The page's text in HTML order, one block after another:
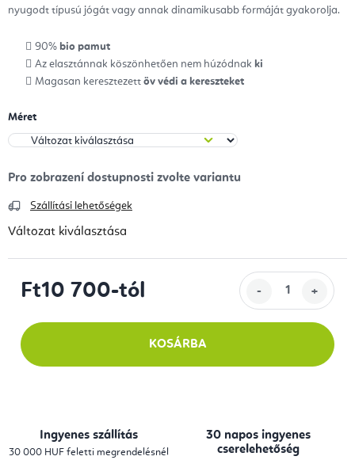
nyugodt típusú jógát vagy annak dinamikusabb formáját gyakorolja.
90% bio pamut
Az elasztánnak köszönhetően nem húzódnak ki
Magasan keresztezett öv védi a kereszteket
Méret
Szállítási lehetőségek
Változat kiválasztása
Ft10 700-tól
KOSÁRBA
Ingyenes szállítás
30 000 HUF feletti megrendelésnél
30 napos ingyenes
cserelehetőség